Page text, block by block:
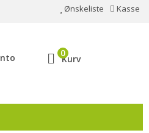
Ønskeliste Kasse
Kurv
0